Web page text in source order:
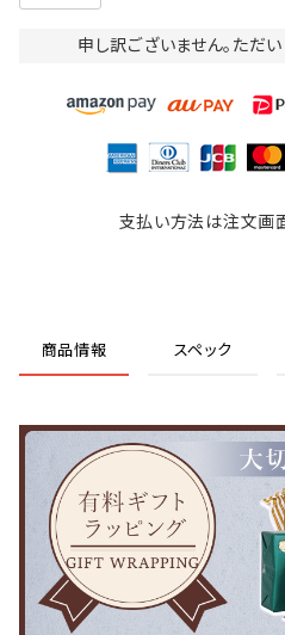
申し訳ございません。ただ
支払い方法は注文画
商品情報 スペック